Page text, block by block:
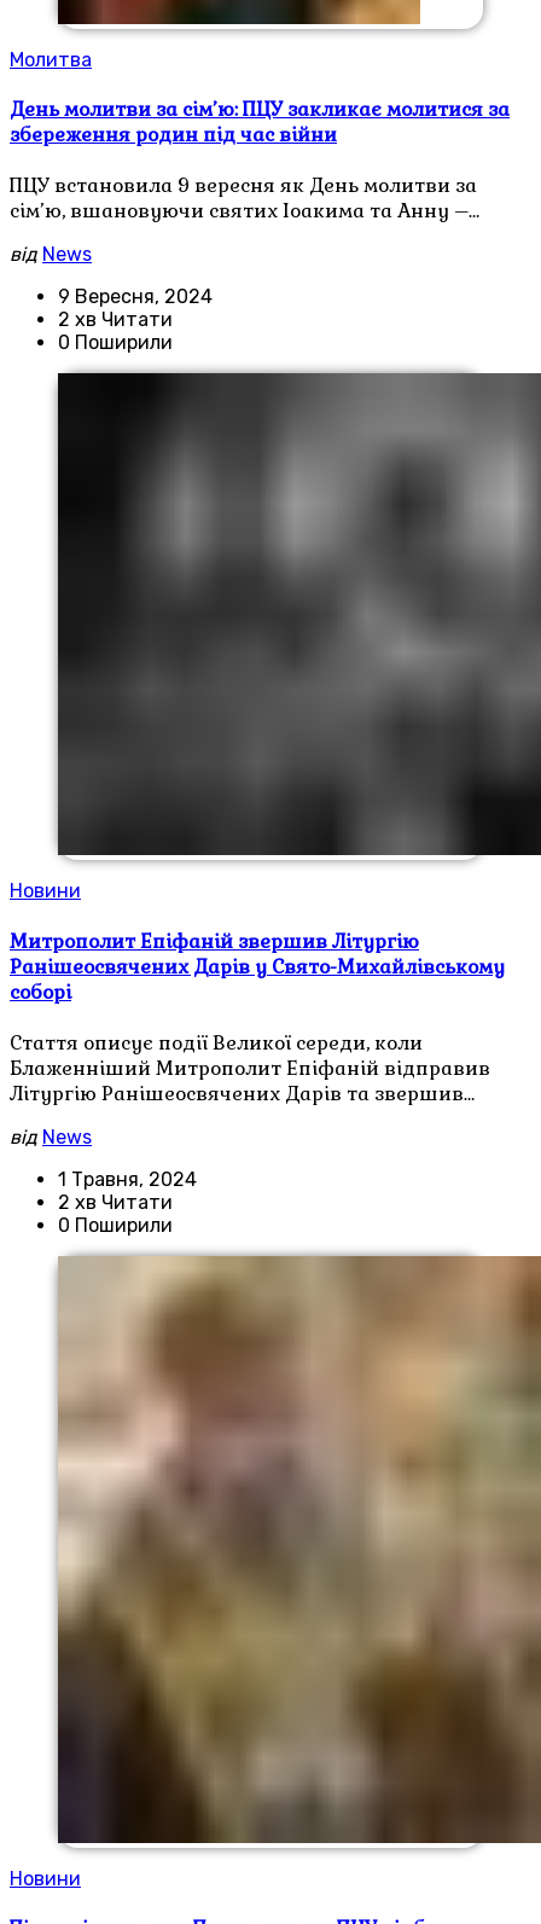
Молитва
День молитви за сім’ю: ПЦУ закликає молитися за
збереження родин під час війни
ПЦУ встановила 9 вересня як День молитви за
сім’ю, вшановуючи святих Іоакима та Анну –…
від News
9 Вересня, 2024
2 хв Читати
0 Поширили
Новини
Митрополит Епіфаній звершив Літургію
Ранішеосвячених Дарів у Свято-Михайлівському
соборі
Стаття описує події Великої середи, коли
Блаженніший Митрополит Епіфаній відправив
Літургію Ранішеосвячених Дарів та звершив…
від News
1 Травня, 2024
2 хв Читати
0 Поширили
Новини